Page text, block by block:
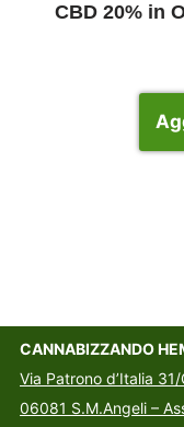
CBD 20% in
CANNABIZZANDO
Via Patrono d’Italia 31/
06081 S.M.Angeli –